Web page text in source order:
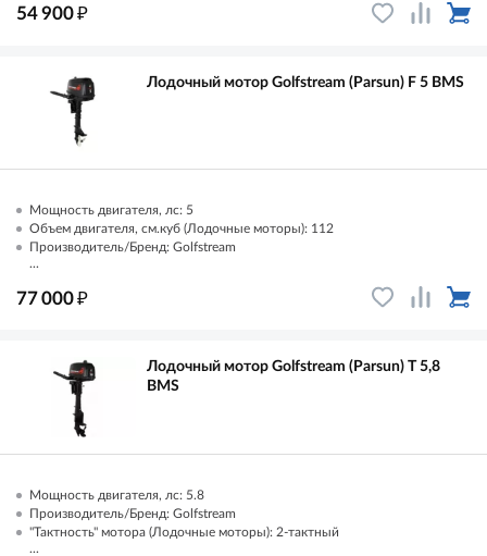
54 900₽
Лодочный мотор Golfstream (Parsun) F 5 ВМS
Мощность двигателя, лс: 5
Объем двигателя, см.куб (Лодочные моторы): 112
Производитель/Бренд: Golfstream
...
77 000₽
Лодочный мотор Golfstream (Parsun) T 5,8
ВМS
Мощность двигателя, лс: 5.8
Производитель/Бренд: Golfstream
"Тактность" мотора (Лодочные моторы): 2-тактный
...